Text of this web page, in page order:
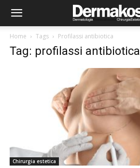
Home Tags Profilassi antibiotica
Tag: profilassi antibiotica
Chirurgia estetica